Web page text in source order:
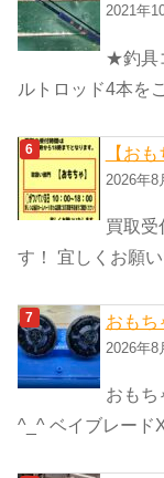
2021年
★釣具
ルトロッド4本を
【お
2026年8
買取受
す！ 宜しくお願
おもち
2026年8
おもち
^_^ ベイブレード